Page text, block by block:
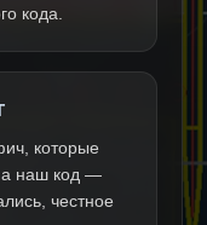
кода.
которые
а наш код —
честное